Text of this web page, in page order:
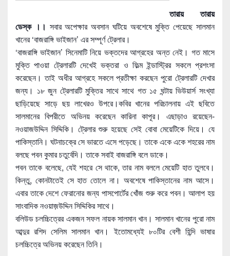
তারায় তারায়
ডেস্ক ।। সবার অপেক্ষার অবসান ঘটিয়ে অবশেষে মুক্তি পেয়েছে সালমান
খানের ‘বাজরাঙ্গি ভাইজান’ এর সম্পূর্ণ ট্রেলার।
‘বাজরাঙ্গি ভাইজান’ সিনেমাটি নিয়ে ভক্তদের আগ্রহের অন্ত নেই। গত মাসে
মুক্তি পাওয়া ট্রেলারটি দেখেই ভক্তরা ও ফিল্ম ইন্ডাস্ট্রির সকলে প্রশংসা
করেছেন। তাই অধীর আগ্রহে সকলে প্রতীক্ষা করছেন পুরো ট্রেলারটি দেখার
জন্য। ১৮ জুন ট্রেলারটি মুক্তির সাথে সাথে গত ১৫ ঘন্টায় ভিউয়ার্স সংখ্যা
ছাড়িয়েছে সাড়ে ছয় লাখেরও উপরে।কবির খানেরপরিচালনায় এই ছবিতে
সালমানের বিপরীতে অভিনয় করেছেন কারিনা কাপূর। এছাড়াও রয়েছেন-
নওয়াজউদ্দিন সিদ্দিকি। ট্রেলার শুরু হয়েছে সেই বোবা মেয়েটিকে দিয়ে। যে
পাকিস্তানি। ঘটনাচক্রে সে ভারতে এসে পড়েছে। তাকে একে একে শহরের নাম
বলছে পবন কুমার চতুর্বেদি। তাকে সবাই বাজরাঙ্গি বলে ডাকে।
পবন তাকে বলেছে, যেই শহরে সে থাকে, তার নাম বললে মেয়েটি হাত তুলবে।
কিন্তু, কোনটাতেই সে হাত তোলে না। অবশেষে পাকিস্তানের নাম আসে।
এবার তাকে দেশে ফেরানোর জন্য পাসপোর্টের খোঁজ শুরু করে পবন। আলাপ হয়
সাংবাদিক নওয়াজ়উদ্দিন সিদ্দিকির সাথে।
বলিউড চলচ্চিত্রের একজন সফল নায়ক সালমান খান। সালমান খানের পুরো নাম
আব্দুর রশিদ সেলিম সালমান খান। ইতোমধ্যেই ৮০টির বেশী হিন্দি ভাষার
চলচ্চিত্রে অভিনয় করেছেন তিনি।